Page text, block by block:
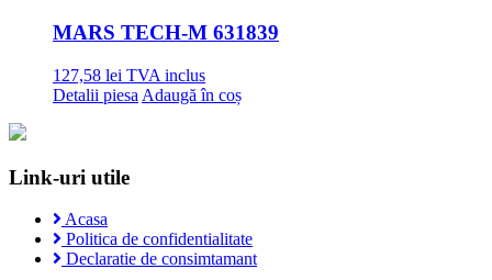
MARS TECH-M 631839
127,58 lei TVA inclus
Detalii piesa Adaugă în coș
Link-uri utile
Acasa
Politica de confidentialitate
Declaratie de consimtamant